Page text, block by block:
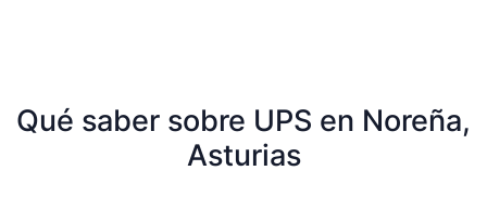
Qué saber sobre UPS en Noreña,
Asturias